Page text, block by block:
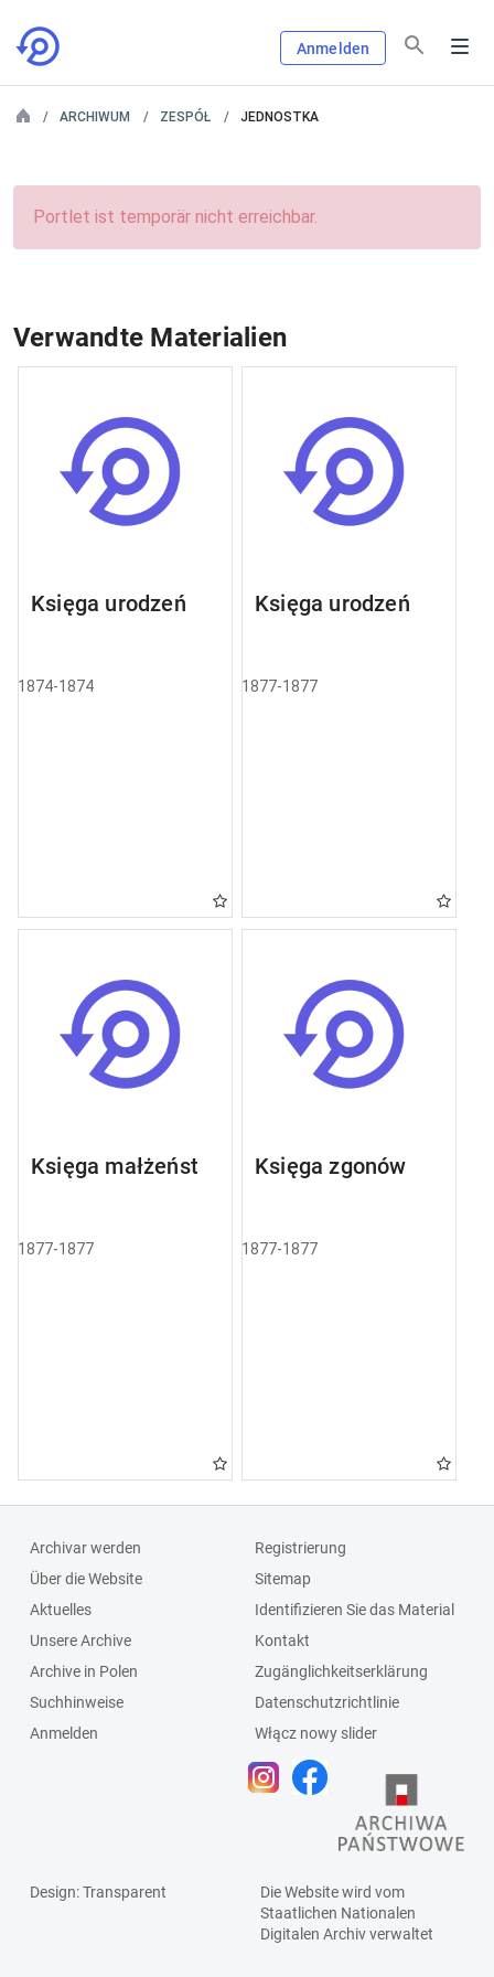
Anmelden
ARCHIWUM ZESPÓŁ JEDNOSTKA
Portlet ist temporär nicht erreichbar.
Verwandte Materialien
Księga urodzeń
1874-1874
Księga urodzeń
1877-1877
Księga małżeństw
1877-1877
Księga zgonów
1877-1877
Archivar werden
Über die Website
Aktuelles
Unsere Archive
Archive in Polen
Suchhinweise
Anmelden
Registrierung
Sitemap
Identifizieren Sie das Material
Kontakt
Zugänglichkeitserklärung
Datenschutzrichtlinie
Włącz nowy slider
Design: Transparent
Die Website wird vom
Staatlichen Nationalen
Digitalen Archivverwaltet